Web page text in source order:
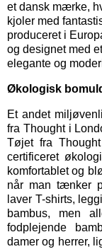
et dansk mærke,
kjoler med
produceret i
og designet med
elegante og
Økologisk
Et andet
fra Thought i
Tøjet fra
certificeret
komfortablet og
når man tænker
laver T-shirts,
bambus, men
fodplejende
damer og herrer,